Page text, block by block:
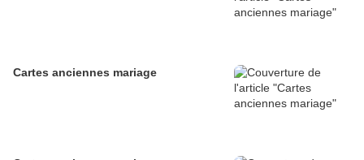
Cartes anciennes mariage